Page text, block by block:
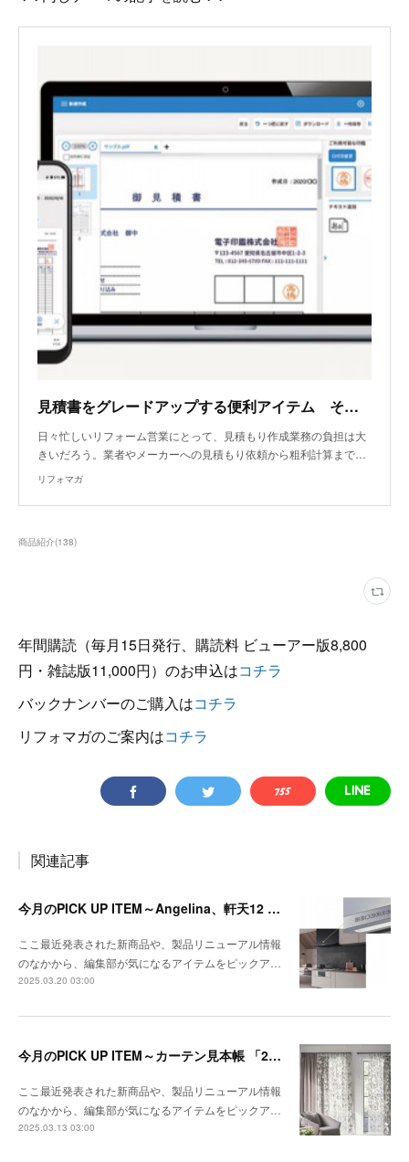
見積書をグレードアップする便利アイテム その１
日々忙しいリフォーム営業にとって、見積もり作成業務の負担は大
きいだろう。業者やメーカーへの見積もり依頼から粗利計算まで…
リフォマガ
商品紹介(138)
年間購読（毎月15日発行、購読料 ビューアー版8,800
円・雑誌版11,000円）のお申込はコチラ
バックナンバーのご購入はコチラ
リフォマガのご案内はコチラ
関連記事
今月のPICK UP ITEM～Angelina、軒天12 トリスタ
ここ最近発表された新商品や、製品リニューアル情報
のなかから、編集部が気になるアイテムをピックア…
2025.03.20 03:00
今月のPICK UP ITEM～カーテン見本帳 「2024-2028 ストリングス」、『RIVIERA TILE COLLECTION 2024-2025 LINEUP CATALOGUE VOL.2
ここ最近発表された新商品や、製品リニューアル情報
のなかから、編集部が気になるアイテムをピックア…
2025.03.13 03:00